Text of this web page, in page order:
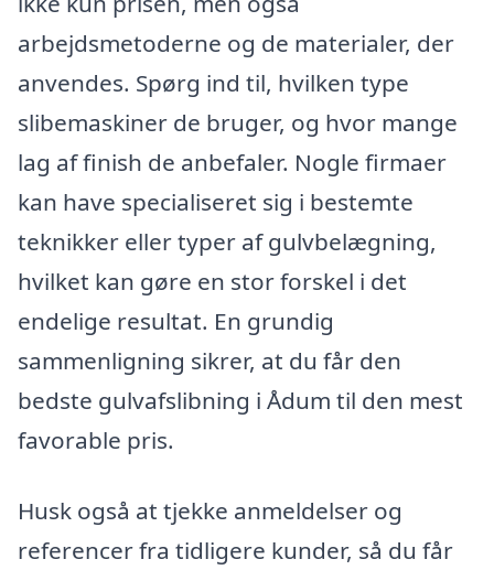
arbejdsmetoderne og de materialer, der
anvendes. Spørg ind til, hvilken type
slibemaskiner de bruger, og hvor mange
lag af finish de anbefaler. Nogle firmaer
kan have specialiseret sig i bestemte
teknikker eller typer af gulvbelægning,
hvilket kan gøre en stor forskel i det
endelige resultat. En grundig
sammenligning sikrer, at du får den
bedste gulvafslibning i Ådum til den mest
favorable pris.
Husk også at tjekke anmeldelser og
referencer fra tidligere kunder, så du får